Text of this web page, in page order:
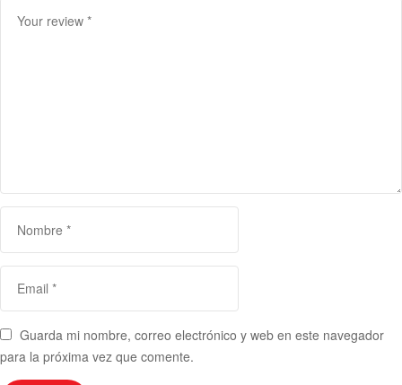
Guarda mi nombre, correo electrónico y web en este navegador
para la próxima vez que comente.